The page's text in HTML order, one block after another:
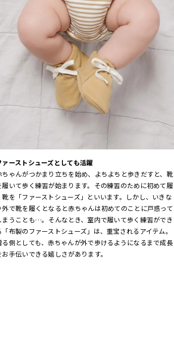
ァーストシューズとしても活躍
ちゃんがつかまり立ちを始め、よちよちと歩きだすと、靴
履いて歩く練習が始まります。その練習のために初めて履
靴を「ファーストシューズ」といいます。しかし、いきな
外で靴を履くとなると赤ちゃんは初めてのことに戸惑って
まうことも…。そんなとき、室内で履いて歩く練習ができ
「布製のファーストシューズ」は、重宝されるアイテム。
る側としても、赤ちゃんが外で歩けるようになるまで成長
お手伝いできる嬉しさがあります。